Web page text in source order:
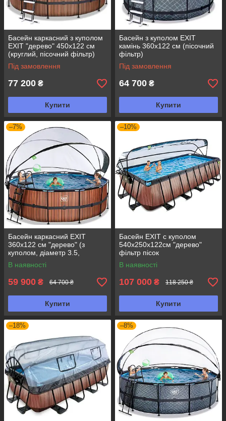
Басейн каркасний з куполом
EXIT "дерево" 450х122 см
(круглий, пісочний фільтр)
Під замовлення
77 200 ₴
Купити
Басейн з куполом EXIT
камінь 360х122 см (пісочний
фільтр)
Під замовлення
64 700 ₴
Купити
–7%
Басейн каркасний EXIT
360х122 см "дерево" (з
куполом, діаметр 3.5,
пісочний фільтр)
В наявності
59 900 ₴ 64 700 ₴
Купити
–10%
Басейн EXIT с куполом
540х250х122см "дерево"
фільтр пісок
В наявності
107 000 ₴ 118 250 ₴
Купити
–18% –8%